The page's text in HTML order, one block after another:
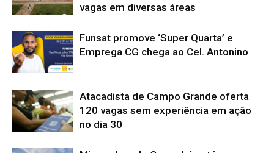
vagas em diversas áreas
Funsat promove ‘Super Quarta’ e
Emprega CG chega ao Cel. Antonino
Atacadista de Campo Grande oferta
120 vagas sem experiência em ação
no dia 30